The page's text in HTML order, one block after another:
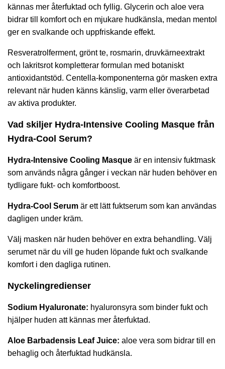
kännas mer återfuktad och fyllig. Glycerin och aloe vera
bidrar till komfort och en mjukare hudkänsla, medan mentol
ger en svalkande och uppfriskande effekt.
Resveratrolferment, grönt te, rosmarin, druvkärneextrakt
och lakritsrot kompletterar formulan med botaniskt
antioxidantstöd. Centella-komponenterna gör masken extra
relevant när huden känns känslig, varm eller överarbetad
av aktiva produkter.
Vad skiljer Hydra-Intensive Cooling Masque från
Hydra-Cool Serum?
Hydra-Intensive Cooling Masque är en intensiv fuktmask
som används några gånger i veckan när huden behöver en
tydligare fukt- och komfortboost.
Hydra-Cool Serum är ett lätt fuktserum som kan användas
dagligen under kräm.
Välj masken när huden behöver en extra behandling. Välj
serumet när du vill ge huden löpande fukt och svalkande
komfort i den dagliga rutinen.
Nyckelingredienser
Sodium Hyaluronate: hyaluronsyra som binder fukt och
hjälper huden att kännas mer återfuktad.
Aloe Barbadensis Leaf Juice: aloe vera som bidrar till en
behaglig och återfuktad hudkänsla.